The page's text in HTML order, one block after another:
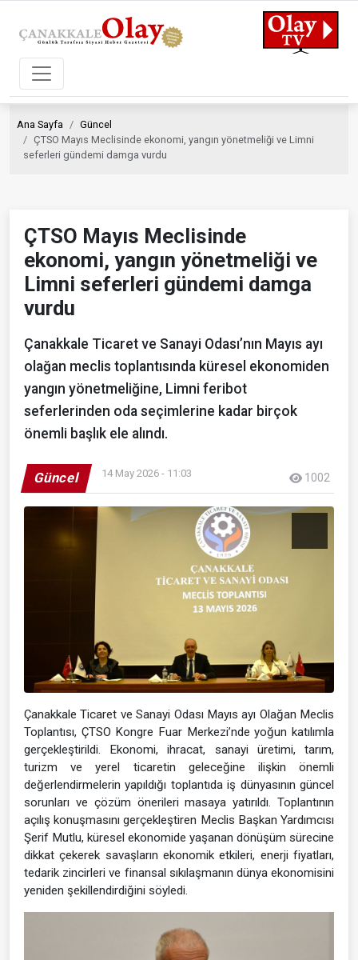
Ana Sayfa
Güncel
ÇTSO Mayıs Meclisinde ekonomi, yangın yönetmeliği ve Limni
seferleri gündemi damga vurdu
ÇTSO Mayıs Meclisinde
ekonomi, yangın yönetmeliği ve
Limni seferleri gündemi damga
vurdu
Çanakkale Ticaret ve Sanayi Odası’nın Mayıs ayı
olağan meclis toplantısında küresel ekonomiden
yangın yönetmeliğine, Limni feribot
seferlerinden oda seçimlerine kadar birçok
önemli başlık ele alındı.
Güncel 14 May 2026 - 11:03 1002
Çanakkale Ticaret ve Sanayi Odası Mayıs ayı Olağan Meclis
Toplantısı, ÇTSO Kongre Fuar Merkezi’nde yoğun katılımla
gerçekleştirildi. Ekonomi, ihracat, sanayi üretimi, tarım,
turizm ve yerel ticaretin geleceğine ilişkin önemli
değerlendirmelerin yapıldığı toplantıda iş dünyasının güncel
sorunları ve çözüm önerileri masaya yatırıldı. Toplantının
açılış konuşmasını gerçekleştiren Meclis Başkan Yardımcısı
Şerif Mutlu, küresel ekonomide yaşanan dönüşüm sürecine
dikkat çekerek savaşların ekonomik etkileri, enerji fiyatları,
tedarik zincirleri ve finansal sıkılaşmanın dünya ekonomisini
yeniden şekillendirdiğini söyledi.